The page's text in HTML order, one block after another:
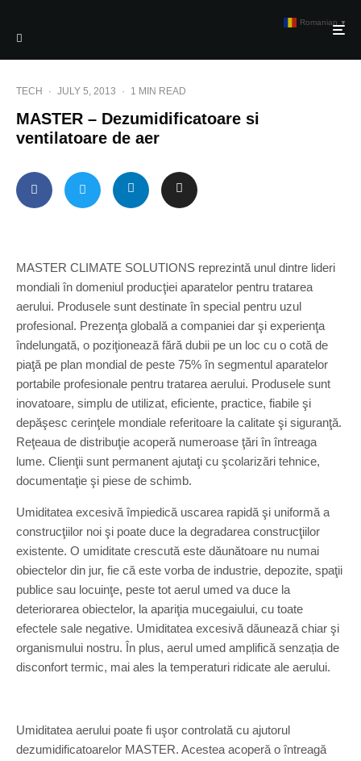
TECH · JULY 5, 2013 · 1 MIN READ
MASTER – Dezumidificatoare si
ventilatoare de aer
MASTER CLIMATE SOLUTIONS reprezintă unul dintre lideri
mondiali în domeniul producţiei aparatelor pentru tratarea
aerului. Produsele sunt destinate în special pentru uzul
profesional. Prezenţa globală a companiei dar şi experienţa
îndelungată, o poziţionează fără dubii pe un loc cu o cotă de
piaţă pe plan mondial de peste 75% în segmentul aparatelor
portabile profesionale pentru tratarea aerului. Produsele sunt
inovatoare, simplu de utilizat, eficiente, practice, fiabile şi
depăşesc cerinţele mondiale referitoare la calitate şi siguranţă.
Reţeaua de distribuţie acoperă numeroase ţări în întreaga
lume. Clienţii sunt permanent ajutaţi cu şcolarizări tehnice,
documentaţie şi piese de schimb.
Umiditatea excesivă împiedică uscarea rapidă şi uniformă a
construcţiilor noi şi poate duce la degradarea construcţiilor
existente. O umiditate crescută este dăunătoare nu numai
obiectelor din jur, fie că este vorba de industrie, depozite, spaţii
publice sau locuinţe, peste tot aerul umed va duce la
deteriorarea obiectelor, la apariţia mucegaiului, cu toate
efectele sale negative. Umiditatea excesivă dăunează chiar şi
organismului nostru. În plus, aerul umed amplifică senzația de
disconfort termic, mai ales la temperaturi ridicate ale aerului.
Umiditatea aerului poate fi uşor controlată cu ajutorul
dezumidificatoarelor MASTER. Acestea acoperă o întreagă
Romanian ▼